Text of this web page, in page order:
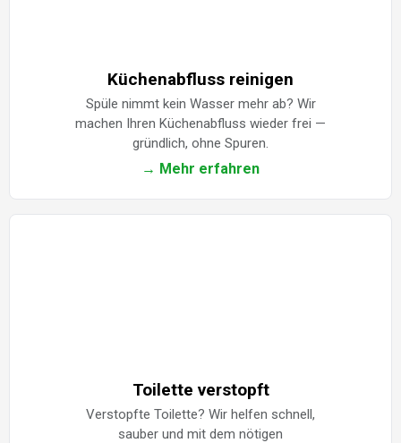
Küchenabfluss reinigen
Spüle nimmt kein Wasser mehr ab? Wir
machen Ihren Küchenabfluss wieder frei —
gründlich, ohne Spuren.
→ Mehr erfahren
Toilette verstopft
Verstopfte Toilette? Wir helfen schnell,
sauber und mit dem nötigen